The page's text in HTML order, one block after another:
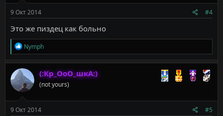
9 Окт 2014 #4
Это же пиздец как больно
Р
е
а
к
ц
и
и
Nymph
(:Кр_ОоО_шкА:)
(not yours)
9 Окт 2014 #5